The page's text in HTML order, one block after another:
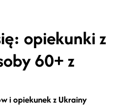
opiekunki z
60+ z
i opiekunek z Ukrainy